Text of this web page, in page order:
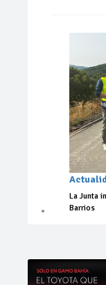
La Junta
Barrios